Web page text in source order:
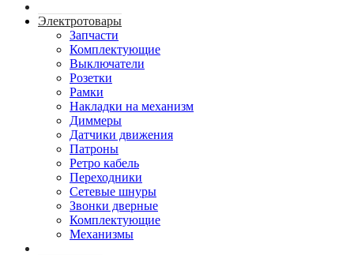
Электротовары
Запчасти
Комплектующие
Выключатели
Розетки
Рамки
Накладки на механизм
Диммеры
Датчики движения
Патроны
Ретро кабель
Переходники
Сетевые шнуры
Звонки дверные
Комплектующие
Механизмы